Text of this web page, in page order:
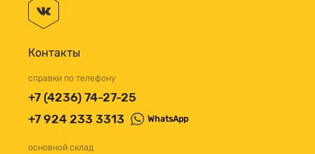
Контакты
справки по телефону
+7 (4236) 74-27-25
+7 924 233 3313
WhatsApp
основной склад